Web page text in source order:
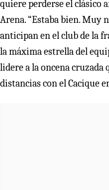
quiere perderse el clásico
Arena. “Estaba bien. Muy
anticipan en el club de la
la máxima estrella del
lidere a la oncena cruzada
distancias con el Cacique